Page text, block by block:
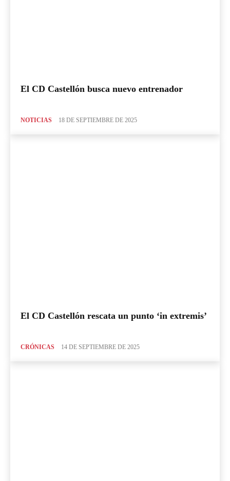
El CD Castellón busca nuevo entrenador
NOTICIAS 18 DE SEPTIEMBRE DE 2025
El CD Castellón rescata un punto ‘in extremis’
CRÓNICAS 14 DE SEPTIEMBRE DE 2025